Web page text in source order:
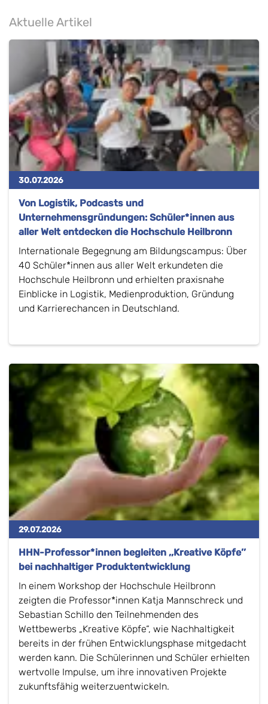
Aktuelle Artikel
30.07.2026
Von Logistik, Podcasts und
Unternehmensgründungen: Schüler*innen aus
aller Welt entdecken die Hochschule Heilbronn
Internationale Begegnung am Bildungscampus: Über
40 Schüler*innen aus aller Welt erkundeten die
Hochschule Heilbronn und erhielten praxisnahe
Einblicke in Logistik, Medienproduktion, Gründung
und Karrierechancen in Deutschland.
29.07.2026
HHN-Professor*innen begleiten ,,Kreative Köpfe’’
bei nachhaltiger Produktentwicklung
In einem Workshop der Hochschule Heilbronn
zeigten die Professor*innen Katja Mannschreck und
Sebastian Schillo den Teilnehmenden des
Wettbewerbs „Kreative Köpfe“, wie Nachhaltigkeit
bereits in der frühen Entwicklungsphase mitgedacht
werden kann. Die Schülerinnen und Schüler erhielten
wertvolle Impulse, um ihre innovativen Projekte
zukunftsfähig weiterzuentwickeln.